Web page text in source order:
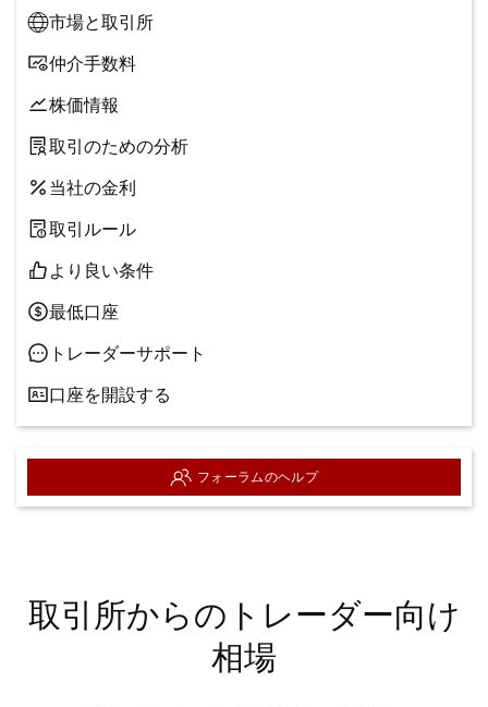
市場と取引所
仲介手数料
株価情報
取引のための分析
当社の金利
取引ルール
より良い条件
最低口座
トレーダーサポート
口座を開設する
フォーラムのヘルプ
取引所からのトレーダー向け
相場